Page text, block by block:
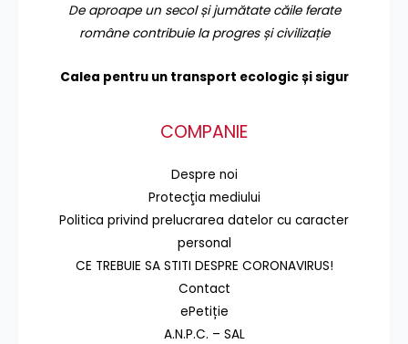
De aproape un secol și jumătate căile ferate
române contribuie la progres și civilizație
Calea pentru un transport ecologic și sigur
COMPANIE
Despre noi
Protecţia mediului
Politica privind prelucrarea datelor cu caracter
personal
CE TREBUIE SA STITI DESPRE CORONAVIRUS!
Contact
ePetiție
A.N.P.C. – SAL